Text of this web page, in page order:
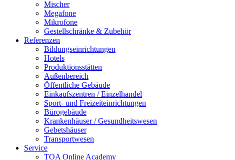
Mischer
Megafone
Mikrofone
Gestellschränke & Zubehör
Referenzen
Bildungseinrichtungen
Hotels
Produktionsstätten
Außenbereich
Öffentliche Gebäude
Einkaufszentren / Einzelhandel
Sport- und Freizeiteinrichtungen
Bürogebäude
Krankenhäuser / Gesundheitswesen
Gebetshäuser
Transportwesen
Service
TOA Online Academy